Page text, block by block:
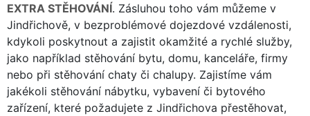
EXTRA STĚHOVÁNÍ. Zásluhou toho vám můžeme v
Jindřichově, v bezproblémové dojezdové vzdálenosti,
kdykoli poskytnout a zajistit okamžité a rychlé služby,
jako například stěhování bytu, domu, kanceláře, firmy
nebo při stěhování chaty či chalupy. Zajistíme vám
jakékoli stěhování nábytku, vybavení či bytového
zařízení, které požadujete z Jindřichova přestěhovat,